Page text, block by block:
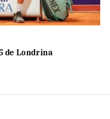
de Londrina